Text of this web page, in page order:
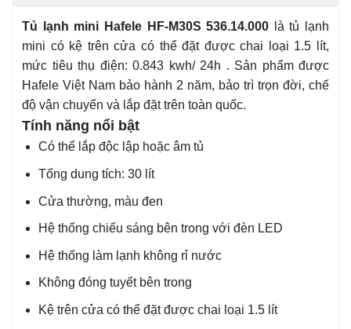
Tủ lạnh mini Hafele HF-M30S 536.14.000 là tủ lạnh
mini có kệ trên cửa có thể đặt được chai loại 1.5 lít,
mức tiêu thụ điện: 0.843 kwh/ 24h . Sản phẩm được
Hafele Việt Nam bảo hành 2 năm, bảo trì trọn đời, chế
độ vận chuyển và lắp đặt trên toàn quốc.
Tính năng nổi bật
Có thể lắp độc lập hoặc âm tủ
Tổng dung tích: 30 lít
Cửa thường, màu đen
Hệ thống chiếu sáng bên trong với đèn LED
Hệ thống làm lạnh không rỉ nước
Không đóng tuyết bên trong
Kệ trên cửa có thể đặt được chai loại 1.5 lít